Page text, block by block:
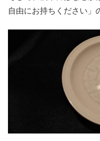
自由にお持ちください」